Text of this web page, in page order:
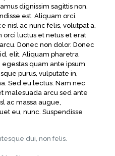
dignissim sagittis non,
est. Aliquam orci.
nisl ac nunc felis, volutpat a,
orci luctus et netus et erat
Donec non dolor. Donec
elit. Aliquam pharetra
quam ante ipsum
purus, vulputate in,
Sed eu lectus. Nam nec
malesuada arcu sed ante
ac massa augue,
eu, nunc. Suspendisse
dui, non felis.